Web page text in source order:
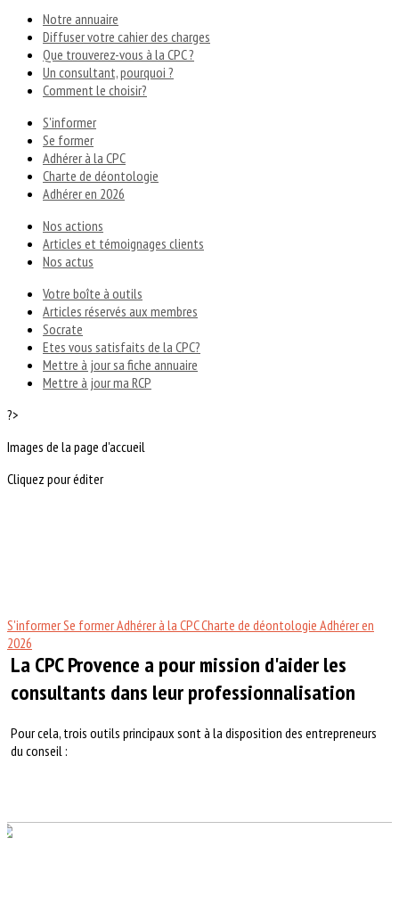
Notre annuaire
Diffuser votre cahier des charges
Que trouverez-vous à la CPC ?
Un consultant, pourquoi ?
Comment le choisir?
S'informer
Se former
Adhérer à la CPC
Charte de déontologie
Adhérer en 2026
Nos actions
Articles et témoignages clients
Nos actus
Votre boîte à outils
Articles réservés aux membres
Socrate
Etes vous satisfaits de la CPC?
Mettre à jour sa fiche annuaire
Mettre à jour ma RCP
?>
Images de la page d'accueil
Cliquez pour éditer
S'informerSe formerAdhérer à la CPCCharte de déontologie Adhérer en
2026
La CPC Provence a pour mission d'aider les
consultants dans leur professionnalisation
Pour cela, trois outils principaux sont à la disposition des entrepreneurs
du conseil :